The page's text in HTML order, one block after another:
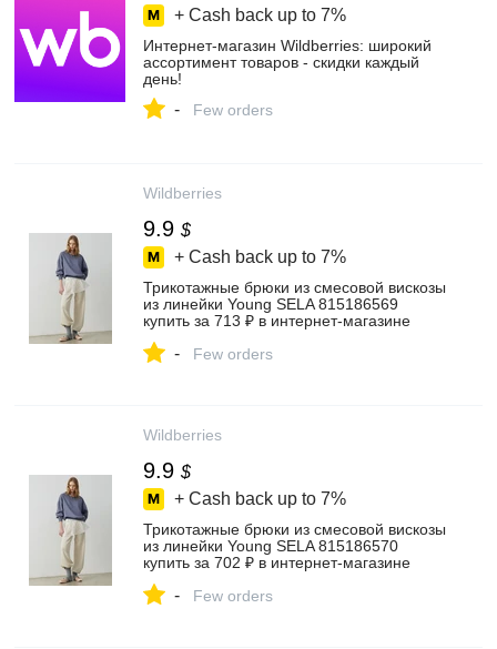
+ Cash back up to 7%
Интернет‑магазин Wildberries: широкий
ассортимент товаров - скидки каждый
день!
- Few orders
Wildberries
9.9 $
+ Cash back up to 7%
Трикотажные брюки из смесовой вискозы
из линейки Young SELA 815186569
купить за 713 ₽ в интернет‑магазине
- Few orders
Wildberries
9.9 $
+ Cash back up to 7%
Трикотажные брюки из смесовой вискозы
из линейки Young SELA 815186570
купить за 702 ₽ в интернет‑магазине
- Few orders